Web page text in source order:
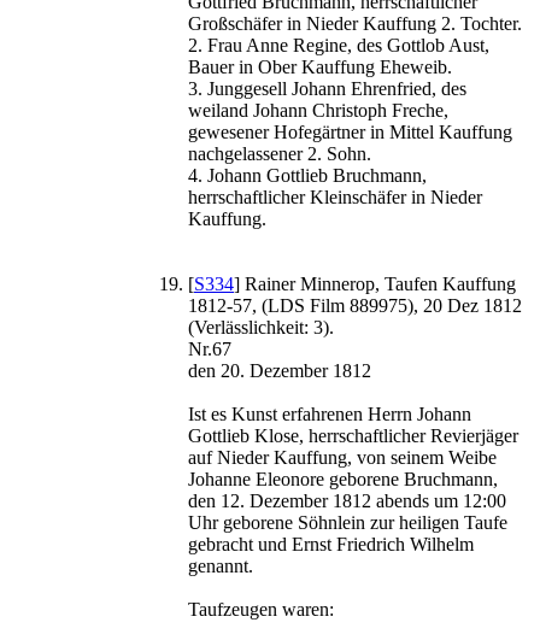
Großschäfer in Nieder Kauffung 2. Tochter.
2. Frau Anne Regine, des Gottlob Aust,
Bauer in Ober Kauffung Eheweib.
3. Junggesell Johann Ehrenfried, des
weiland Johann Christoph Freche,
gewesener Hofegärtner in Mittel Kauffung
nachgelassener 2. Sohn.
4. Johann Gottlieb Bruchmann,
herrschaftlicher Kleinschäfer in Nieder
Kauffung.
[S334] Rainer Minnerop, Taufen Kauffung
1812-57, (LDS Film 889975), 20 Dez 1812
(Verlässlichkeit: 3).
Nr.67
den 20. Dezember 1812
Ist es Kunst erfahrenen Herrn Johann
Gottlieb Klose, herrschaftlicher Revierjäger
auf Nieder Kauffung, von seinem Weibe
Johanne Eleonore geborene Bruchmann,
den 12. Dezember 1812 abends um 12:00
Uhr geborene Söhnlein zur heiligen Taufe
gebracht und Ernst Friedrich Wilhelm
genannt.
Taufzeugen waren: